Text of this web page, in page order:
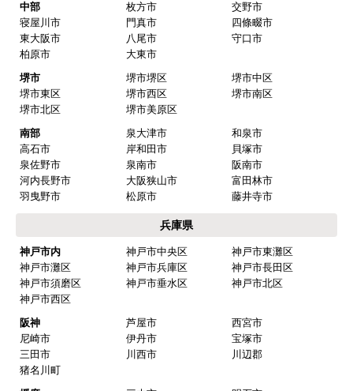
中部
枚方市
交野市
寝屋川市
門真市
四條畷市
東大阪市
八尾市
守口市
柏原市
大東市
堺市
堺市堺区
堺市中区
堺市東区
堺市西区
堺市南区
堺市北区
堺市美原区
南部
泉大津市
和泉市
高石市
岸和田市
貝塚市
泉佐野市
泉南市
阪南市
河内長野市
大阪狭山市
富田林市
羽曳野市
松原市 藤井寺市
兵庫県
神戸市内 神戸市中央区
神戸市東灘区
神戸市灘区
神戸市兵庫区
神戸市長田区
神戸市須磨区
神戸市垂水区
神戸市北区
神戸市西区
阪神
芦屋市
西宮市
尼崎市
伊丹市
宝塚市
三田市
川西市
川辺郡
猪名川町